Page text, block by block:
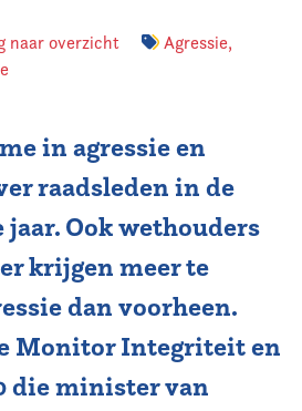
naar overzicht
Agressie,
in agressie en
raadsleden in de
Ook wethouders
krijgen meer te
dan voorheen.
Monitor Integriteit en
die minister van